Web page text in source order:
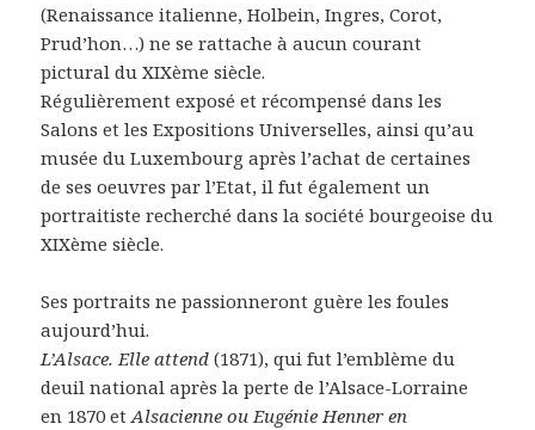
(Renaissance italienne, Holbein, Ingres, Corot,
Prud’hon…) ne se rattache à aucun courant
pictural du XIXème siècle.
Régulièrement exposé et récompensé dans les
Salons et les Expositions Universelles, ainsi qu’au
musée du Luxembourg après l’achat de certaines
de ses oeuvres par l’Etat, il fut également un
portraitiste recherché dans la société bourgeoise du
XIXème siècle.
Ses portraits ne passionneront guère les foules
aujourd’hui.
L’Alsace. Elle attend (1871), qui fut l’emblème du
deuil national après la perte de l’Alsace-Lorraine
en 1870 etAlsacienne ou Eugénie Henner en